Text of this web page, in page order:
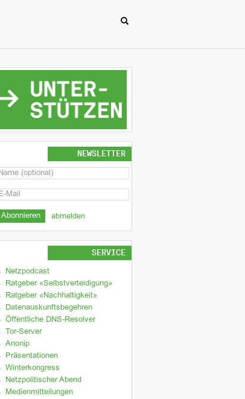
NEWSLETTER
abmelden
SERVICE
Netzpodcast
Ratgeber «Selbstverteidigung»
Ratgeber «Nachhaltigkeit»
Datenauskunftsbegehren
Öffentliche DNS-Resolver
Tor-Server
Anonip
Präsentationen
Winterkongress
Netzpolitischer Abend
Medienmitteilungen